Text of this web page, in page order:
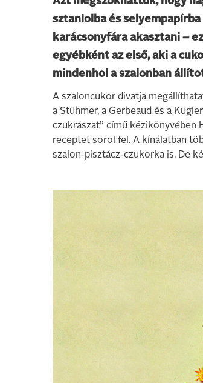
sztaniolba és
karácsonyfára akasztani –
egyébként az első, aki a
mindenhol a szalonban
A szaloncukor divatja
a Stühmer, a Gerbeaud és a
czukrászat” című kézikönyvében
receptet sorol fel. A kínálatban
szalon-pisztácz-czukorka is. De